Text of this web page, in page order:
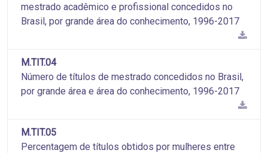
mestrado acadêmico e profissional concedidos no
Brasil, por grande área do conhecimento, 1996-2017
M.TIT.04
Número de títulos de mestrado concedidos no Brasil,
por grande área e área do conhecimento, 1996-2017
M.TIT.05
Percentagem de títulos obtidos por mulheres entre